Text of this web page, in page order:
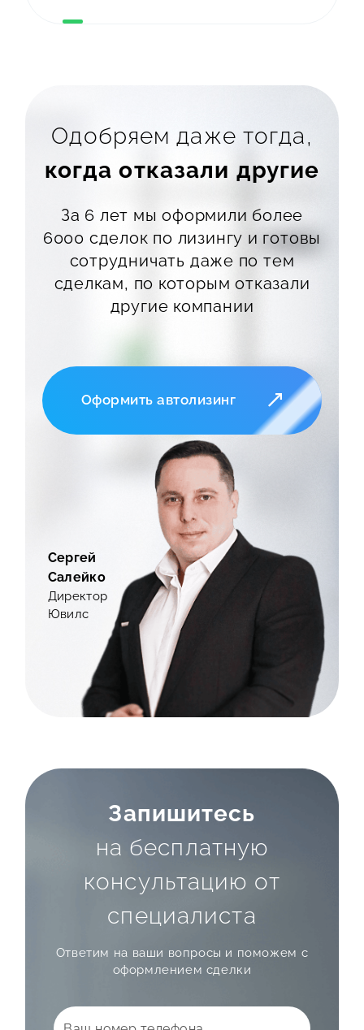
Одобряем даже тогда,
когда отказали другие
За 6 лет мы оформили более
6000 сделок по лизингу и готовы
сотрудничать даже по тем
сделкам, по которым отказали
другие компании
Оформить автолизинг
Сергей
Салейко
Директор
Ювилс
Запишитесь
на бесплатную
консультацию от
специалиста
Ответим на ваши вопросы и поможем с
оформлением сделки